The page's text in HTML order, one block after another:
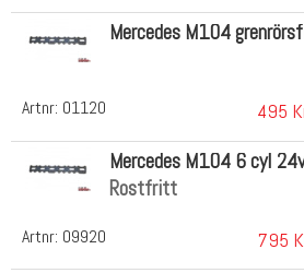
Artnr: 01120
Mercedes M104
495
Artnr: 09920
Mercedes M104 6 cyl
Rostfritt
795